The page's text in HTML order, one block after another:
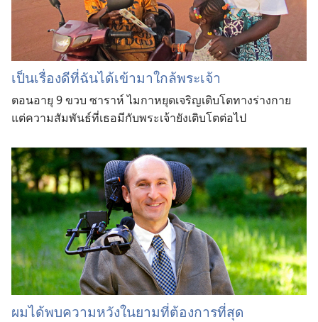
เป็นเรื่องดีที่ฉันได้เข้ามาใกล้พระเจ้า
ตอนอายุ 9 ขวบ ซาราห์ ไมกาหยุดเจริญเติบโตทางร่างกาย
แต่ความสัมพันธ์ที่เธอมีกับพระเจ้ายังเติบโตต่อไป
ผมได้พบความหวังในยามที่ต้องการที่สุด